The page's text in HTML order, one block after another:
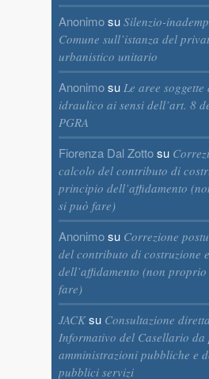
Anonimosu Silenzio-
Comune sull’istanza del
urbanistico unitario
Anonimosu Le aree soggette
idraulico ai sensi dell’art. 8
PGRA
Fiorenza Dal Zottosu
calcolo del contributo di
principio dell’affidamento
si può fare)
Anonimosu Correzione
del contributo di costruzione
dell’affidamento (non proprio
fare)
JACKsu Consultazione
Informativo del Casellario da
amministrazioni pubbliche e
pubblici servizi